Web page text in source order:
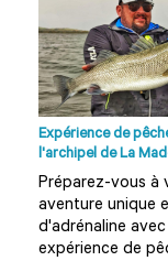
Expérience de
l'archipel de La
Préparez-vous à
aventure unique
d'adrénaline
expérience de